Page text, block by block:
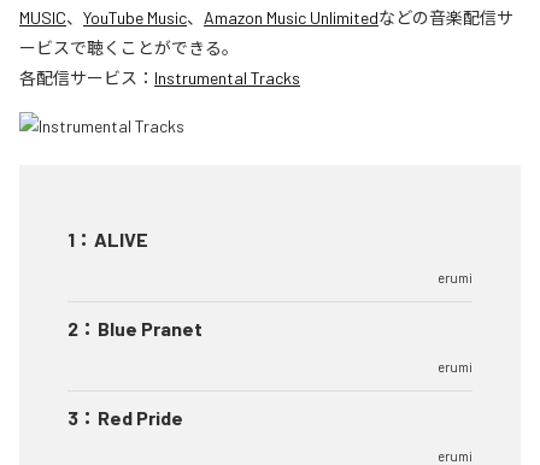
MUSIC、 YouTube Music、 Amazon Music Unlimitedなどの音楽配信サ
ービスで聴くことができる。
各配信サービス： Instrumental Tracks
1 ： ALIVE
erumi
2 ： Blue Pranet
erumi
3 ： Red Pride
erumi